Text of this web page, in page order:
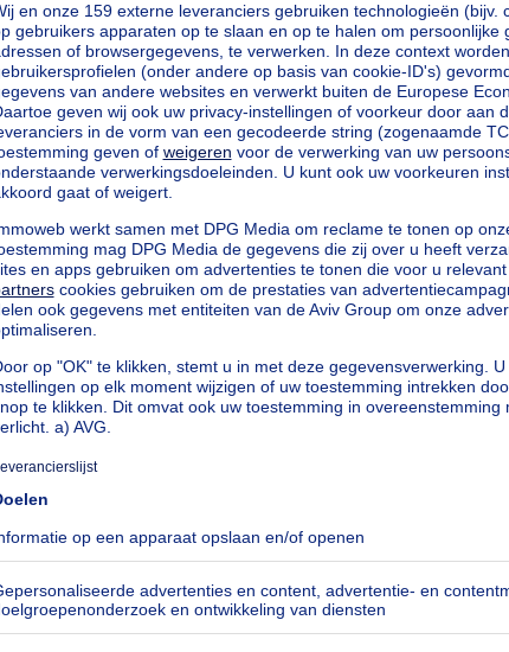
119m² vierkante meters
6 m meters
Aangesloten
Ja
39m² vierkante meters
Nee
Nee
Nee
Nee
Ja
Nee